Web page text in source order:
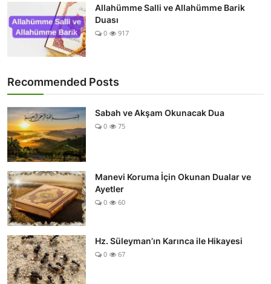
Allahümme Salli ve Allahümme Barik
Duası
0 917
Recommended Posts
Sabah ve Akşam Okunacak Dua
0 75
Manevi Koruma İçin Okunan Dualar ve
Ayetler
0 60
Hz. Süleyman’ın Karınca ile Hikayesi
0 67